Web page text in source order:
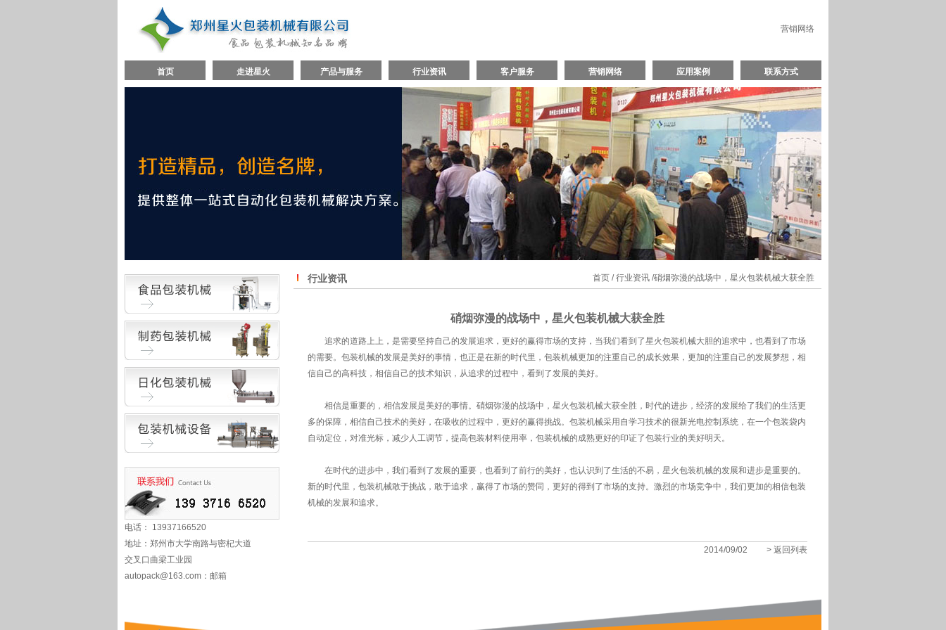
营销网络
首页 走进星火 产品与服务 行业资讯 客户服务 营销网络 应用案例 联系方式
电话： 13937166520
地址：郑州市大学南路与密杞大道
交叉口曲梁工业园
autopack@163.com ：邮箱
行业资讯 首页 /行业资讯 /硝烟弥漫的战场中，星火包装机械大获全胜
硝烟弥漫的战场中，星火包装机械大获全胜
追求的道路上上，是需要坚持自己的发展追求，更好的赢得市场的支持，当我们看到了星火包装机械大胆的追求中，也看到了市场
的需要。包装机械的发展是美好的事情，也正是在新的时代里，包装机械更加的注重自己的成长效果，更加的注重自己的发展梦想，相
信自己的高科技，相信自己的技术知识，从追求的过程中，看到了发展的美好。
相信是重要的，相信发展是美好的事情。硝烟弥漫的战场中，星火包装机械大获全胜，时代的进步，经济的发展给了我们的生活更
多的保障，相信自己技术的美好，在吸收的过程中，更好的赢得挑战。包装机械采用自学习技术的很新光电控制系统，在一个包装袋内
自动定位，对准光标，减少人工调节，提高包装材料使用率，包装机械的成熟更好的印证了包装行业的美好明天。
在时代的进步中，我们看到了发展的重要，也看到了前行的美好，也认识到了生活的不易，星火包装机械的发展和进步是重要的。
新的时代里，包装机械敢于挑战，敢于追求，赢得了市场的赞同，更好的得到了市场的支持。激烈的市场竞争中，我们更加的相信包装
机械的发展和追求。
2014/09/02 > 返回列表